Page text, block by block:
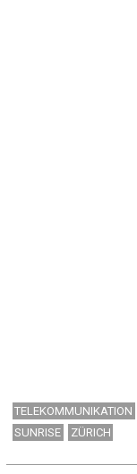
TELEKOMMUNIKATION
SUNRISE
ZÜRICH